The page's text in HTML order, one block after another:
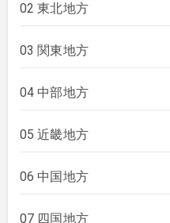
02 東北地方
03 関東地方
04 中部地方
05 近畿地方
06 中国地方
07 四国地方